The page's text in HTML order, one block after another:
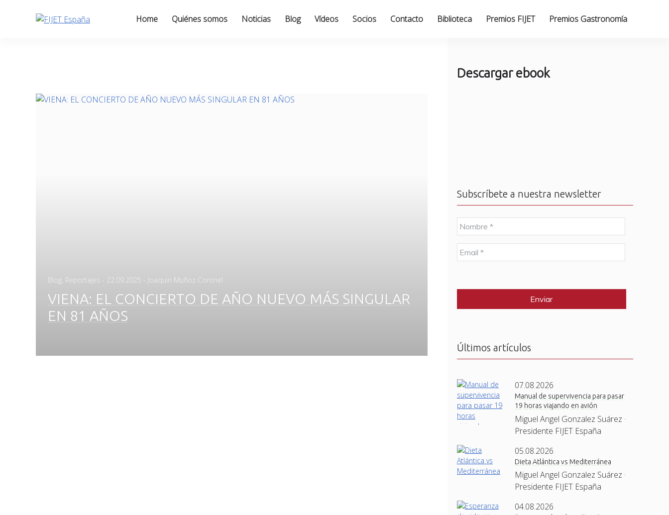
Home Quiénes somos Noticias Blog Vídeos Socios Contacto Biblioteca Premios FIJET Premios Gastronomía
Blog, Reportajes - Posted
22.09.2025 - Joaquin Muñoz Coronel
VIENA: EL CONCIERTO DE AÑO NUEVO MÁS SINGULAR
EN 81 AÑOS
Descargar ebook
Subscríbete a nuestra newsletter
N
o
m
b
r
E
m
l
Últimos artículos
07.08.2026
Manual de supervivencia para pasar
19 horas viajando en avión
Miguel Angel Gonzalez Suárez ·
Presidente FIJET España
05.08.2026
Dieta Atlántica vs Mediterránea
Miguel Angel Gonzalez Suárez ·
Presidente FIJET España
04.08.2026